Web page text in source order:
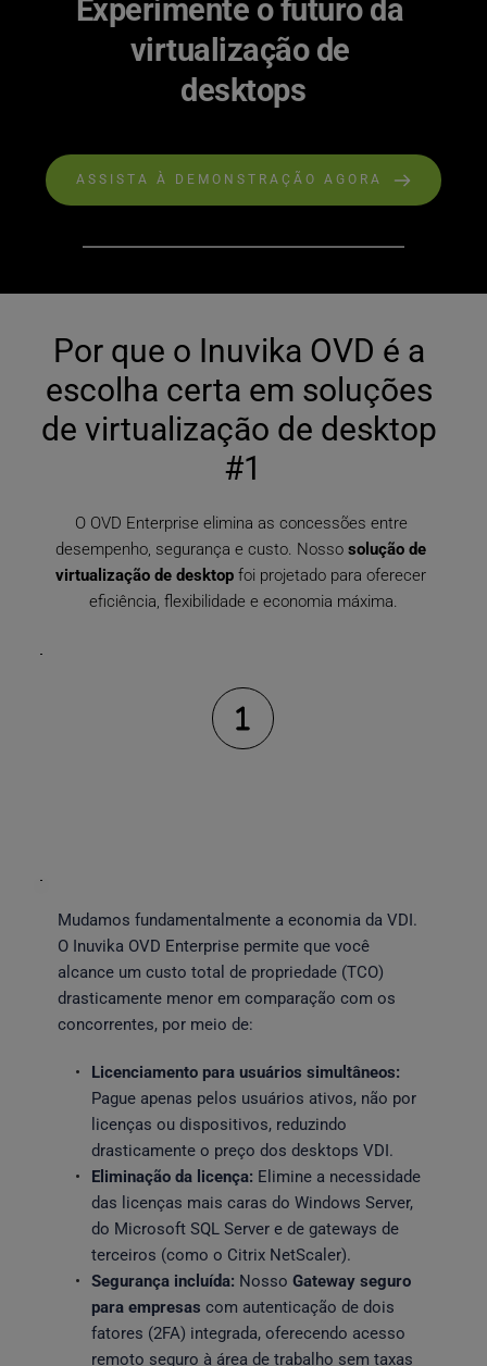
Experimente o futuro da
virtualização de
desktops
ASSISTA À DEMONSTRAÇÃO AGORA
Por que o Inuvika OVD é a
escolha certa em soluções
de virtualização de desktop
#1
O OVD Enterprise elimina as concessões entre
desempenho, segurança e custo. Nosso solução de
virtualização de desktop foi projetado para oferecer
eficiência, flexibilidade e economia máxima.
Mudamos fundamentalmente a economia da VDI.
O Inuvika OVD Enterprise permite que você
alcance um custo total de propriedade (TCO)
drasticamente menor em comparação com os
concorrentes, por meio de:
Licenciamento para usuários simultâneos:
Pague apenas pelos usuários ativos, não por
licenças ou dispositivos, reduzindo
drasticamente o preço dos desktops VDI.
Eliminação da licença: Elimine a necessidade
das licenças mais caras do Windows Server,
do Microsoft SQL Server e de gateways de
terceiros (como o Citrix NetScaler).
Segurança incluída: Nosso Gateway seguro
para empresas com autenticação de dois
fatores (2FA) integrada, oferecendo acesso
remoto seguro à área de trabalho sem taxas